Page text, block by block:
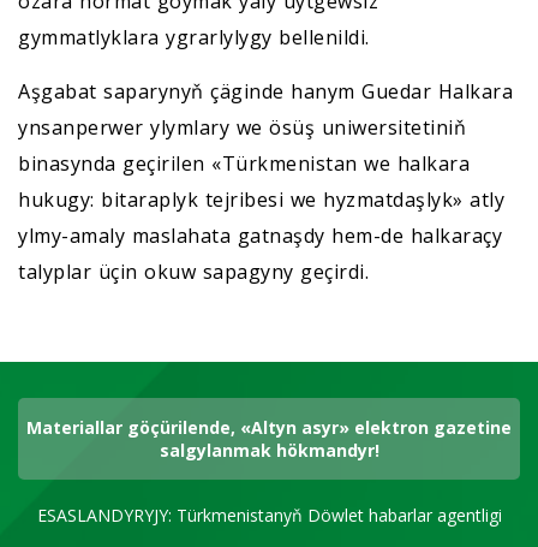
gymmatlyklara ygrarlylygy bellenildi.
Aşgabat saparynyň çäginde hanym Guedar Halkara
ynsanperwer ylymlary we ösüş uniwersitetiniň
binasynda geçirilen «Türkmenistan we halkara
hukugy: bitaraplyk tejribesi we hyzmatdaşlyk» atly
ylmy-amaly maslahata gatnaşdy hem-de halkaraçy
talyplar üçin okuw sapagyny geçirdi.
Materiallar göçürilende, «Altyn asyr» elektron gazetine
salgylanmak hökmandyr!
ESASLANDYRYJY: Türkmenistanyň Döwlet habarlar agentligi